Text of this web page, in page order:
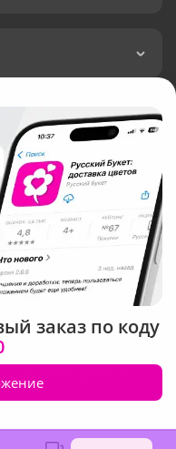
цветов
«Технология»
ул. Ипподромская,
заказ по коду